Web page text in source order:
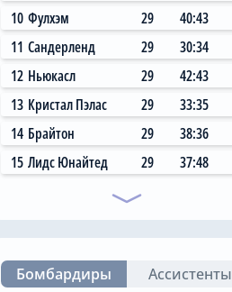
10 Фулхэм 29 40:43
11 Сандерленд 29 30:34
12 Ньюкасл 29 42:43
13 Кристал Пэлас 29 33:35
14 Брайтон 29 38:36
15 Лидс Юнайтед 29 37:48
Бомбардиры
Ассистенты